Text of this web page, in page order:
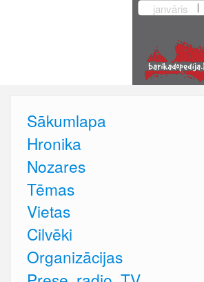
janvāris
Sākumlapa
Hronika
Nozares
Tēmas
Vietas
Cilvēki
Organizācijas